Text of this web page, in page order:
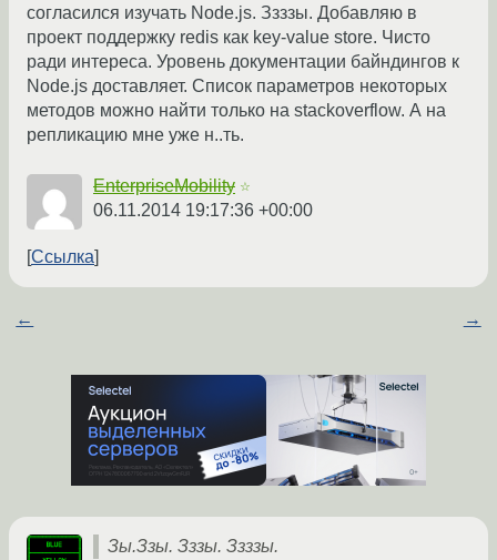
согласился изучать Node.js. Ззззы. Добавляю в
проект поддержку redis как key-value store. Чисто
ради интереса. Уровень документации байндингов к
Node.js доставляет. Список параметров некоторых
методов можно найти только на stackoverflow. А на
репликацию мне уже н..ть.
EnterpriseMobility ☆
06.11.2014 19:17:36 +00:00
Ссылка
← →
Зы.Ззы. Зззы. Ззззы.